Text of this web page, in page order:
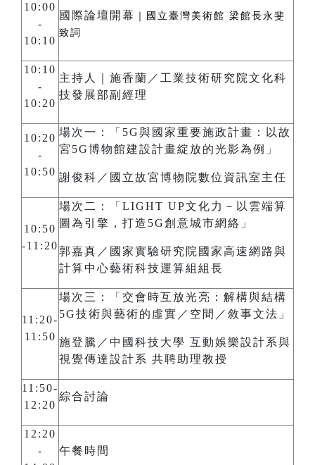
10:00
-
10:10
國際論壇開幕
｜國立臺灣美術館 梁館長永斐
致詞
10:10
-
10:20
主持人｜施香蘭／工業技術研究院文化科
技發展部副經理
10:20
-
10:50
場次一：「5G與國家重要施政計畫：以故
宮5G博物館建設計畫綻放的光影為例」
謝俊科／國立故宮博物院數位資訊室主任
10:50
-11:20
場次二：「LIGHT UP文化力－以雲端算
圖為引擎，打造5G創意城市網絡」
郭嘉真／國家實驗研究院國家高速網路與
計算中心藝術科技運算組組長
11:20-
11:50
場次三：「交會時互放光亮：解構與結構
5G技術與藝術的虛實／空間／敘事文法」
施登騰／中國科技大學 互動娛樂設計系與
視覺傳達設計系 共聘助理教授
11:50-
12:20
綜合討論
12:20
-
午餐時間